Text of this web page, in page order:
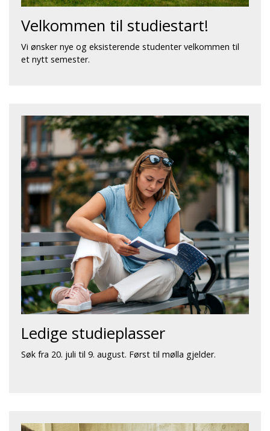
Velkommen til studiestart!
Vi ønsker nye og eksisterende studenter velkommen til
et nytt semester.
Ledige studieplasser
Søk fra 20. juli til 9. august. Først til mølla gjelder.